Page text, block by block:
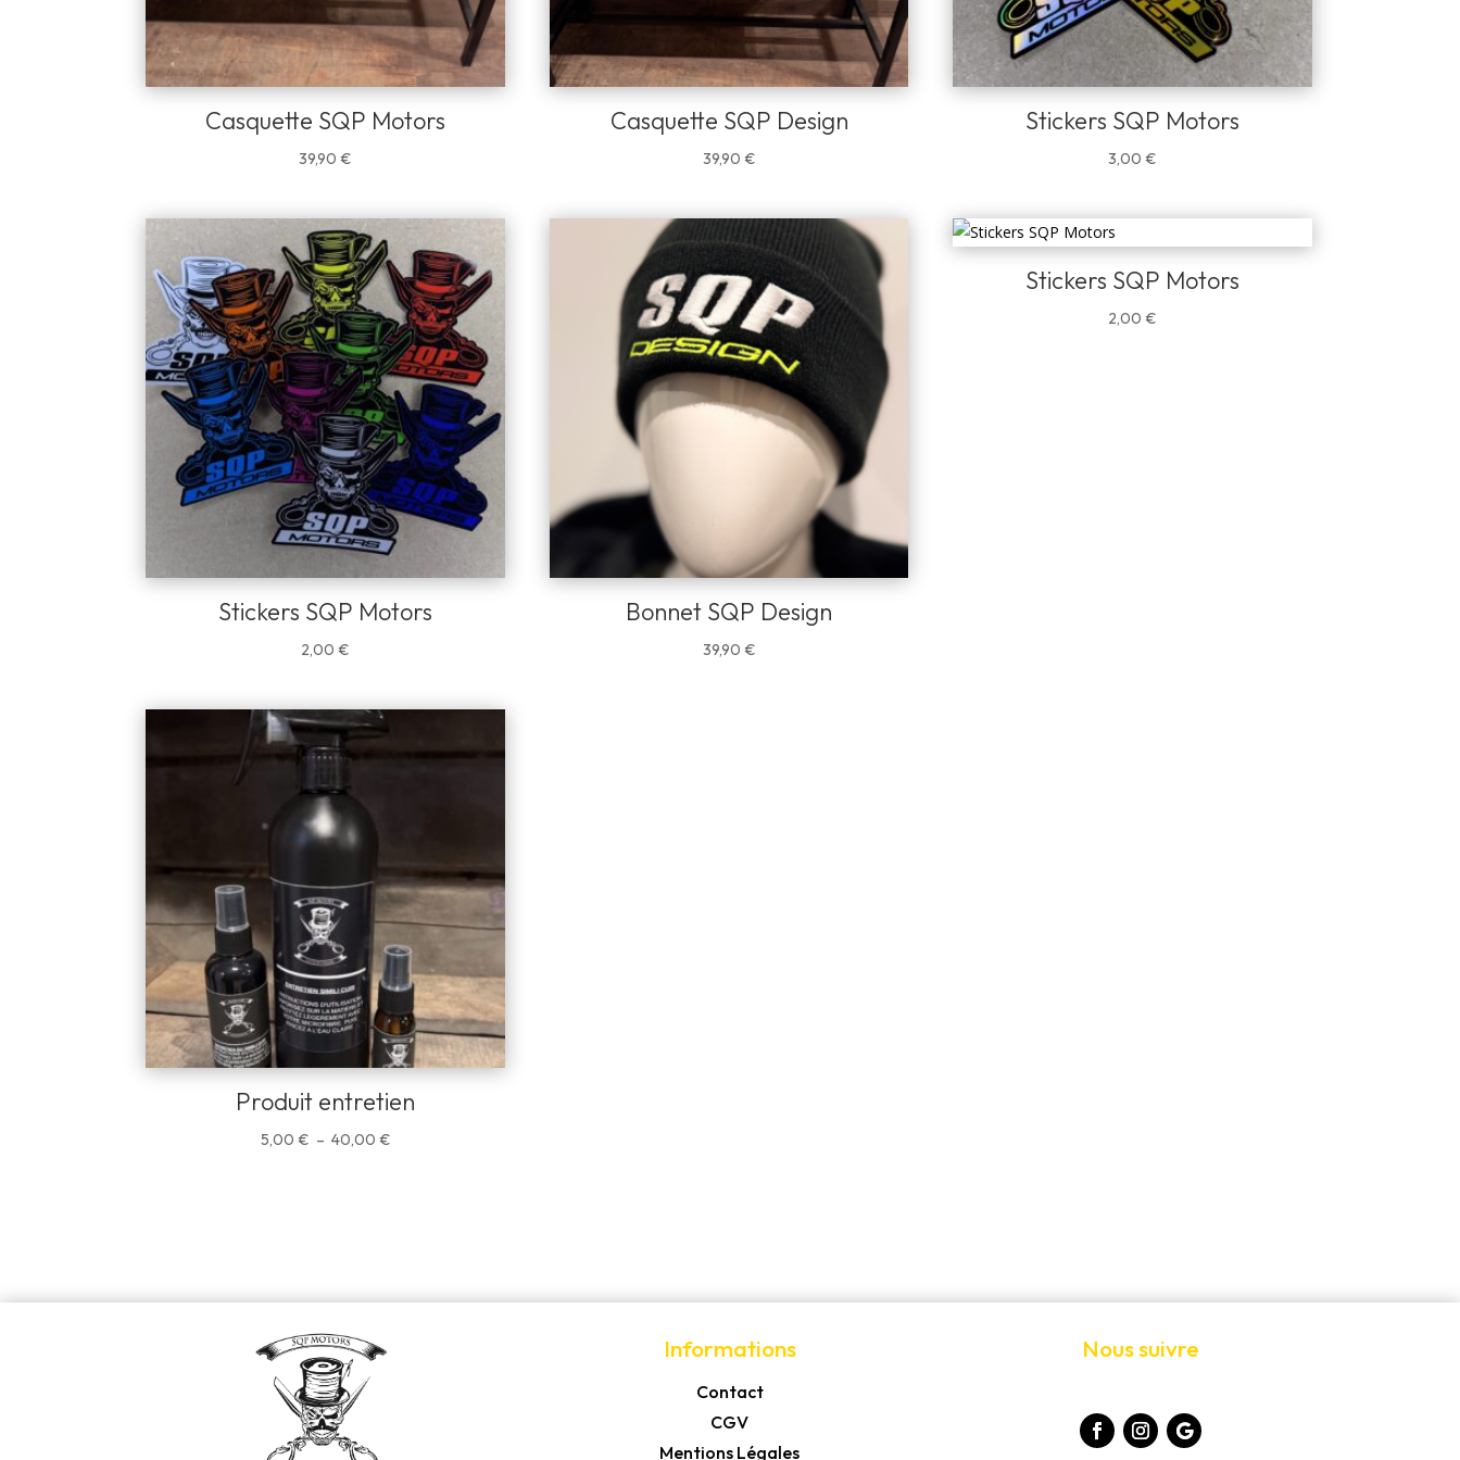
Casquette SQP Motors
39,90€
Casquette SQP Design
39,90 €
Stickers SQP Motors
3,00€
Stickers SQP Motors
2,00€
Bonnet SQP Design
39,90 €
Stickers SQP Motors
2,00€
Produit entretien
5,00 € – 40,00 €Plage
Informations
Contact
CGV
Mentions Légales
Nous suivre